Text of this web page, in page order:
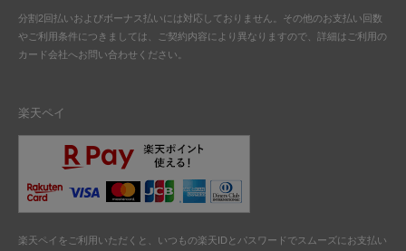
分割2回払いおよびボーナス払いには対応しておりません。その他のお支払い回数
やご利用条件につきましては、ご契約内容により異なりますので、詳細はご利用の
カード会社へお問い合わせください。
楽天ペイ
楽天ペイをご利用いただくと、いつもの楽天IDとパスワードでスムーズにお支払い